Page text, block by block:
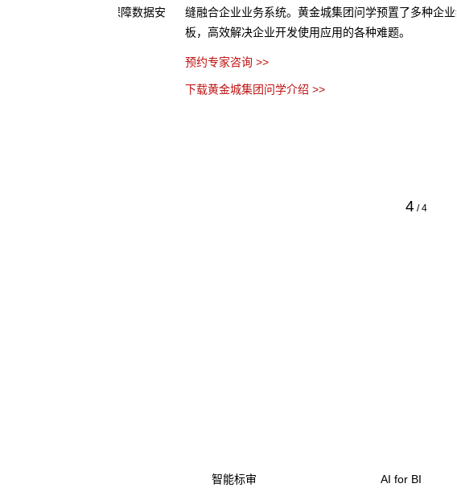
缝融合企业业务系统。黄金城集团问学预置了多种企业级应用场景模
板，高效解决企业开发使用应用的各种难题。
预约专家咨询 >>
下载黄金城集团问学介绍 >>
4 /4
AI for BI 数据资产管理